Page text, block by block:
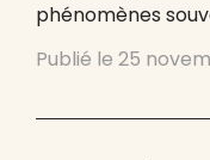
phénomènes
Publié le 25